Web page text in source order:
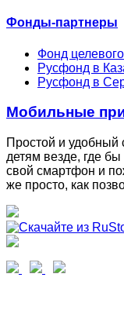
Фонды-партнеры
Фонд
Русфонд в
Русфонд в
Мобильные
Простой и удобный
детям везде, где
свой смартфон и
же просто, как